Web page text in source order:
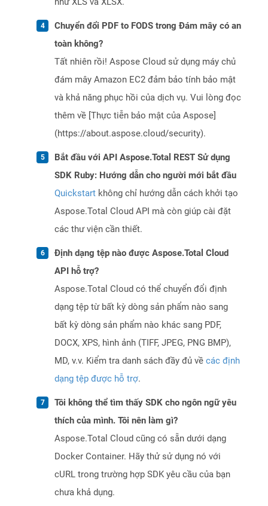
Chuyển đổi PDF to FODS trong Đám mây có an
toàn không?
Tất nhiên rồi! Aspose Cloud sử dụng máy chủ
đám mây Amazon EC2 đảm bảo tính bảo mật
và khả năng phục hồi của dịch vụ. Vui lòng đọc
thêm về [Thực tiễn bảo mật của Aspose]
(https://about.aspose.cloud/security).
Bắt đầu với API Aspose.Total REST Sử dụng
SDK Ruby: Hướng dẫn cho người mới bắt đầu
Quickstart không chỉ hướng dẫn cách khởi tạo
Aspose.Total Cloud API mà còn giúp cài đặt
các thư viện cần thiết.
Định dạng tệp nào được Aspose.Total Cloud
API hỗ trợ?
Aspose.Total Cloud có thể chuyển đổi định
dạng tệp từ bất kỳ dòng sản phẩm nào sang
bất kỳ dòng sản phẩm nào khác sang PDF,
DOCX, XPS, hình ảnh (TIFF, JPEG, PNG BMP),
MD, v.v. Kiểm tra danh sách đầy đủ về các định
dạng tệp được hỗ trợ.
Tôi không thể tìm thấy SDK cho ngôn ngữ yêu
thích của mình. Tôi nên làm gì?
Aspose.Total Cloud cũng có sẵn dưới dạng
Docker Container. Hãy thử sử dụng nó với
cURL trong trường hợp SDK yêu cầu của bạn
chưa khả dụng.